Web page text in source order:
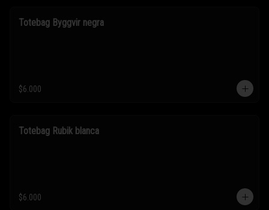
Totebag Byggvir negra
$6.000
Totebag Rubik blanca
$6.000